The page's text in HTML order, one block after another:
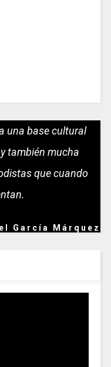
una base cultural
también mucha
que cuando
García Márquez